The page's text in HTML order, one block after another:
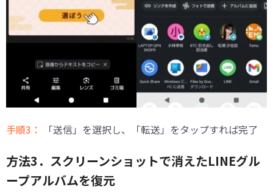
手順3： 「送信」を選択し、「転送」をタップすれば完了
方法3．スクリーンショットで消えたLINEグル
ープアルバムを復元